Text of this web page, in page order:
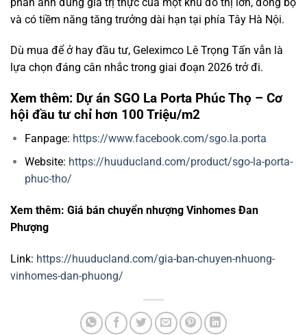
và có tiềm năng tăng trưởng dài hạn tại phía Tây Hà Nội.
Dù mua để ở hay đầu tư, Geleximco Lê Trọng Tấn vẫn là
lựa chọn đáng cân nhắc trong giai đoạn 2026 trở đi.
Xem thêm: Dự án SGO La Porta Phúc Thọ – Cơ
hội đầu tư chỉ hơn 100 Triệu/m2
Fanpage: https://www.facebook.com/sgo.la.porta
Website: https://huuducland.com/product/sgo-la-porta-
phuc-tho/
Xem thêm: Giá bán chuyển nhượng Vinhomes Đan
Phượng
Link: https://huuducland.com/gia-ban-chuyen-nhuong-
vinhomes-dan-phuong/